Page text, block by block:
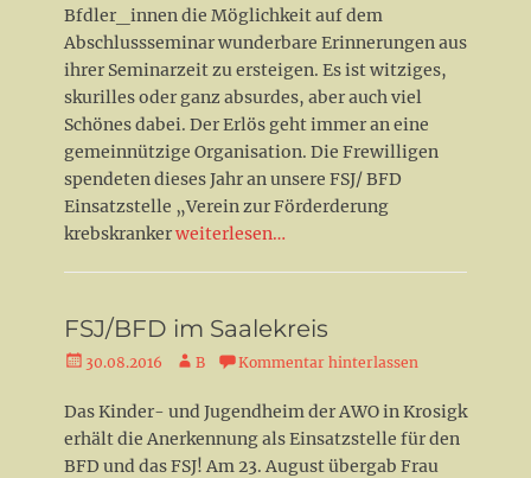
Bfdler_innen die Möglichkeit auf dem
Abschlussseminar wunderbare Erinnerungen aus
ihrer Seminarzeit zu ersteigen. Es ist witziges,
skurilles oder ganz absurdes, aber auch viel
Schönes dabei. Der Erlös geht immer an eine
gemeinnützige Organisation. Die Frewilligen
spendeten dieses Jahr an unsere FSJ/ BFD
Einsatzstelle „Verein zur Förderderung
krebskrankerweiterlesen…
FSJ/BFD im Saalekreis
Veröffentlicht
30.08.2016 Autor
B Kommentar hinterlassen
Das Kinder- und Jugendheim der AWO in Krosigk
erhält die Anerkennung als Einsatzstelle für den
BFD und das FSJ! Am 23. August übergab Frau